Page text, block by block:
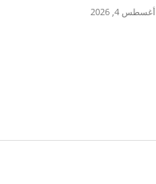
أغسطس 4, 2026